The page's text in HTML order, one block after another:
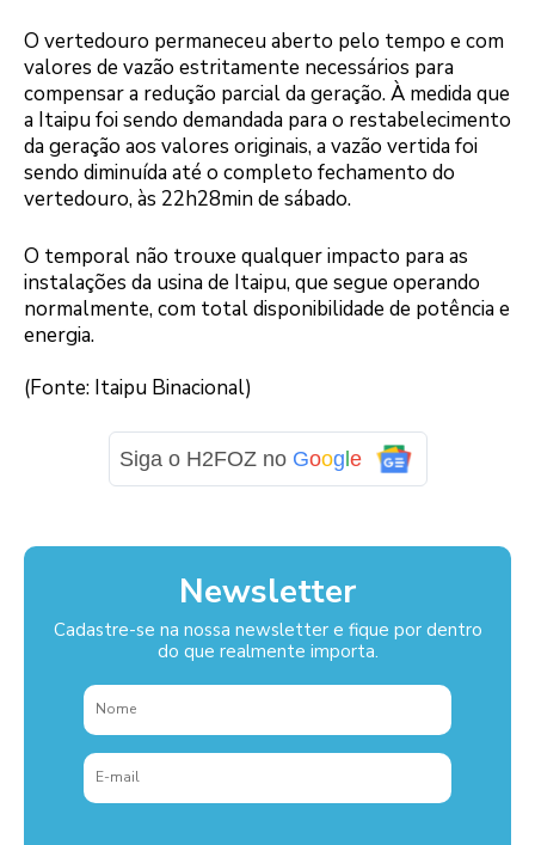
O vertedouro permaneceu aberto pelo tempo e com
valores de vazão estritamente necessários para
compensar a redução parcial da geração. À medida que
a Itaipu foi sendo demandada para o restabelecimento
da geração aos valores originais, a vazão vertida foi
sendo diminuída até o completo fechamento do
vertedouro, às 22h28min de sábado.
O temporal não trouxe qualquer impacto para as
instalações da usina de Itaipu, que segue operando
normalmente, com total disponibilidade de potência e
energia.
(Fonte: Itaipu Binacional)
Siga o H2FOZ no Goog e
Newsletter
Cadastre-se na nossa newsletter e fique por dentro
do que realmente importa.